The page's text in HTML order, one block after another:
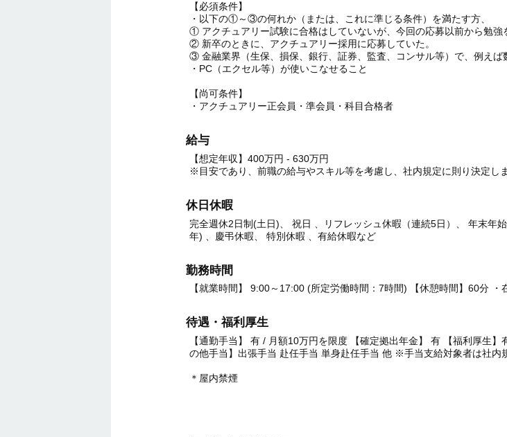
【必須条件】
・以下の①～③の何れか（または、これに準じる条件）を満たす方、
① アクチュアリー試験に合格はしていないが、今回の応募以前から勉強
② 新卒のときに、アクチュアリー採用に応募していた。
③ 金融業界（生保、損保、銀行、証券、監査、コンサル等）で、例えば
・PC（エクセル等）が使いこなせること
【尚可条件】
・アクチュアリー正会員・準会員・科目合格者
給与
【想定年収】400万円 - 630万円
※目安であり、前職の給与やスキル等を考慮し、社内規定に則り決定しま
休日休暇
完全週休2日制(土日)、 祝日 、リフレッシュ休暇（連続5日）、 年末年
年) 、慶弔休暇、 特別休暇 、有給休暇など
勤務時間
【就業時間】 9:00～17:00 (所定労働時間：7時間) 【休憩時間】60分 ・
待遇・福利厚生
【通勤手当】 有 / 月額10万円を限度 【確定拠出年金】 有 【福利厚生
の他手当】出張手当 赴任手当 単身赴任手当 他 ※手当支給対象者は社内
＊屋内禁煙